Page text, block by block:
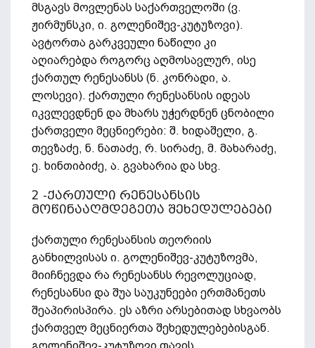
მსგავს მოვლენას საქართველოში (ვ.
ჟირმუნსკი, ი. გოლენიშევ-კუტუზოვი).
ავტორთა გარკვეული ნაწილი კი
აღიარებდა როგორც აღმოსავლურ, ისე
ქართულ რენესანსს (ნ. კონრადი, ა.
ლოსევი). ქართული რენესანსის იდეას
იკვლევდნენ და მხარს უჭერდნენ ცნობილი
ქართველი მეცნიერები: შ. ხიდაშელი, გ.
თევზაძე, ნ. ნათაძე, რ. სირაძე, მ. მახარაძე,
ე. ხინთიბიძე, ა. გვახარია და სხვ.
2 -ქართული რენესანსის
მოწინააღმდეგეთა შეხედულებები
ქართული რენესანსის თეორიის
განხილვისას ი. გოლენიშევ-კუტუზოვმა,
მიიჩნევდა რა რენესანსს რევოლუციად,
რენესანსი და შუა საუკუნეები ერთმანეთს
შეაპირისპირა. ეს აზრი არსებითად სხვაობს
ქართველ მეცნიერთა შეხედულებებისგან.